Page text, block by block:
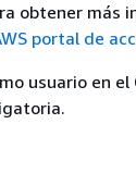
obtener más
portal de
usuario en